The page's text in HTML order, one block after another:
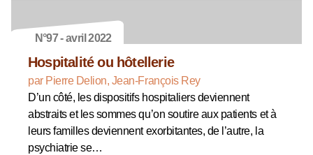
N°97 - avril 2022
Hospitalité ou hôtellerie
par Pierre Delion, Jean-François Rey
D’un côté, les dispositifs hospitaliers deviennent
abstraits et les sommes qu’on soutire aux patients et à
leurs familles deviennent exorbitantes, de l’autre, la
psychiatrie se…